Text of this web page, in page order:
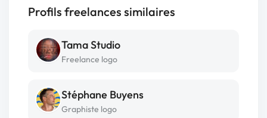
Profils freelances similaires
Tama Studio
Freelance logo
Stéphane Buyens
Graphiste logo